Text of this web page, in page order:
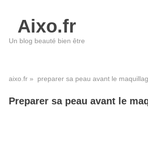
Aixo.fr
Un blog beauté bien être
aixo.fr» preparer sa peau avant le
Preparer sa peau avant le